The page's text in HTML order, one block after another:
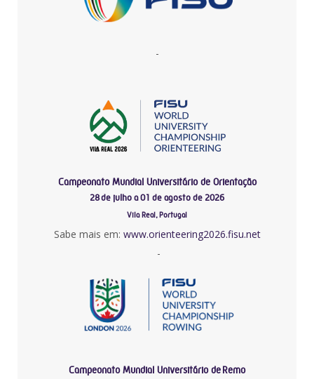
-
Campeonato Mundial Universitário de Orientação
28 de julho a 01 de agosto de 2026
Vila Real, Portugal
Sabe mais em: www.orienteering2026.fisu.net
-
Campeonato Mundial Universitário de Remo